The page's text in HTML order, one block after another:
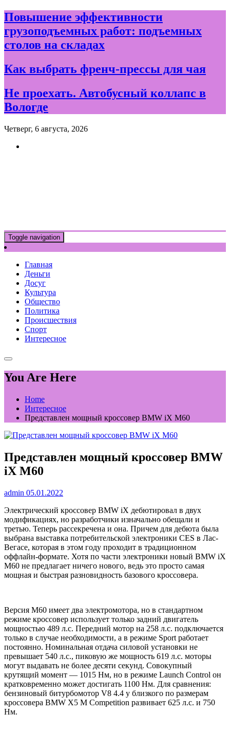
Skip
to
content
Повышение эффективности
грузоподъемных работ: подъемных
столов на складах
Как выбрать френч-прессы для чая
Не проехать. Автобусный коллапс в
Вологде
Четверг, 6 августа, 2026
Toggle navigation
Главная
Деньги
Досуг
Культура
Общество
Политика
Происшествия
Спорт
Интересное
You Are Here
Home
Интересное
Представлен мощный кроссовер BMW iX M60
Представлен мощный кроссовер BMW
iX M60
admin 05.01.2022
Электрический кроссовер BMW iX дебютировал в двух
модификациях, но разработчики изначально обещали и
третью. Теперь рассекречена и она. Причем для дебюта была
выбрана выставка потребительской электроники CES в Лас-
Вегасе, которая в этом году проходит в традиционном
оффлайн-формате. Хотя по части электроники новый BMW iX
M60 не предлагает ничего нового, ведь это просто самая
мощная и быстрая разновидность базового кроссовера.
Версия M60 имеет два электромотора, но в стандартном
режиме кроссовер использует только задний двигатель
мощностью 489 л.с. Передний мотор на 258 л.с. подключается
только в случае необходимости, а в режиме Sport работает
постоянно. Номинальная отдача силовой установки не
превышает 540 л.с., пиковую же мощность 619 л.с. моторы
могут выдавать не более десяти секунд. Совокупный
крутящий момент — 1015 Нм, но в режиме Launch Control он
кратковременно может достигать 1100 Нм. Для сравнения:
бензиновый битурбомотор V8 4.4 у близкого по размерам
кроссовера BMW X5 M Competition развивает 625 л.с. и 750
Нм.